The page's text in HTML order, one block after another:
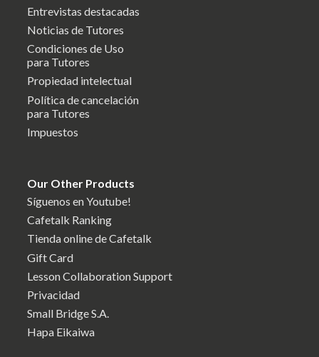
Entrevistas destacadas
Noticias de Tutores
Condiciones de Uso
para Tutores
Propiedad intelectual
Política de cancelación
para Tutores
Impuestos
Our Other Products
Síguenos en Youtube!
Cafetalk Ranking
Tienda online de Cafetalk
Gift Card
Lesson Collaboration Support
Privacidad
Small Bridge S.A.
Hapa Eikaiwa